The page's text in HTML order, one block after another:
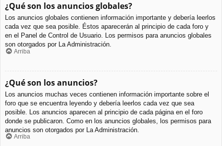
¿Qué son los anuncios globales?
Los anuncios globales contienen información importante y debería leerlos
cada vez que sea posible. Éstos aparecerán al principio de cada foro y
en el Panel de Control de Usuario. Los permisos para anuncios globales
son otorgados por La Administración.
Arriba
¿Qué son los anuncios?
Los anuncios muchas veces contienen información importante sobre el
foro que se encuentra leyendo y debería leerlos cada vez que sea
posible. Los anuncios aparecen al principio de cada página en el foro
donde se publicaron. Como en los anuncios globales, los permisos para
anuncios son otorgados por La Administración.
Arriba